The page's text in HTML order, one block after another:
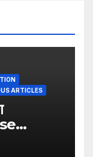
ARTICLES